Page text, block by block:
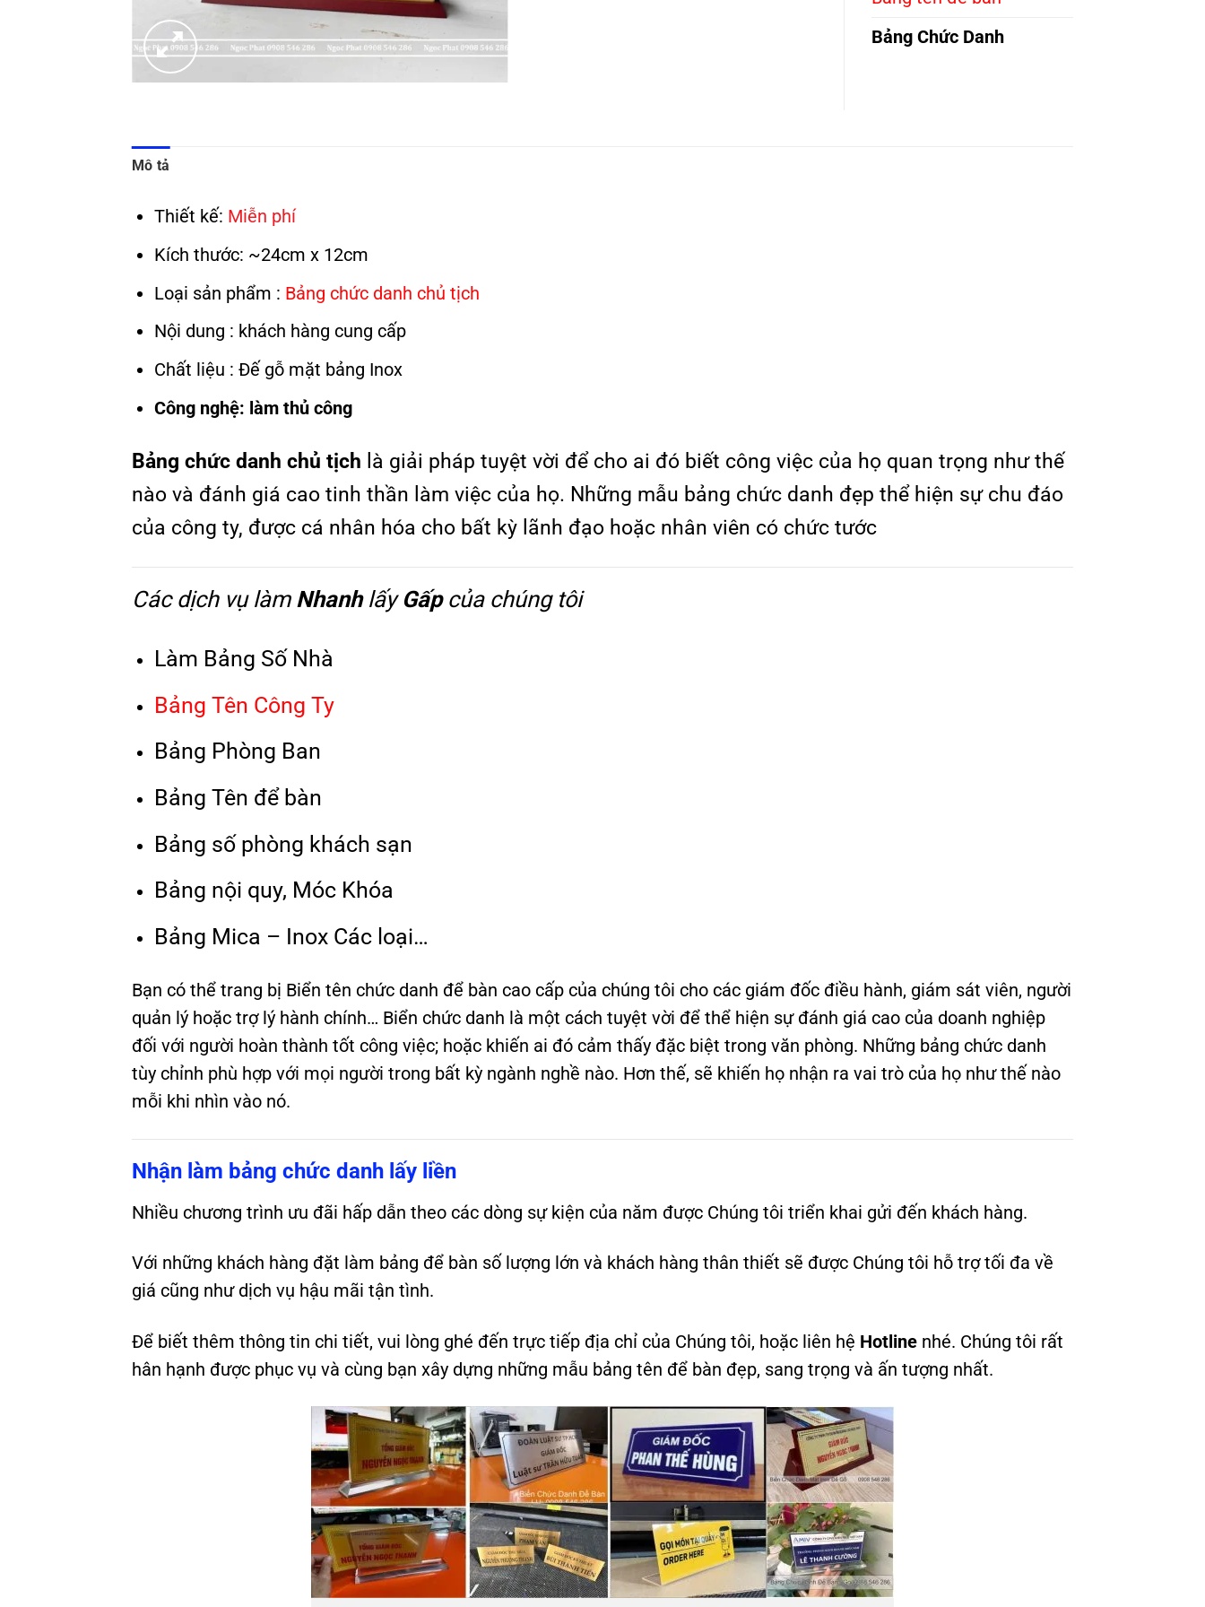
Bảng Chức Danh
Mô tả
Thiết kế: Miễn phí
Kích thước: ~24cm x 12cm
Loại sản phẩm : Bảng chức danh chủ tịch
Nội dung : khách hàng cung cấp
Chất liệu : Đế gỗ mặt bảng Inox
Công nghệ: làm thủ công
Bảng chức danh chủ tịch là giải pháp tuyệt vời để cho ai đó biết công việc của họ quan trọng như thế
nào và đánh giá cao tinh thần làm việc của họ. Những mẫu bảng chức danh đẹp thể hiện sự chu đáo
của công ty, được cá nhân hóa cho bất kỳ lãnh đạo hoặc nhân viên có chức tước
Các dịch vụ làm Nhanhlấy Gấpcủa chúng tôi
Làm Bảng Số Nhà
Bảng Tên Công Ty
Bảng Phòng Ban
Bảng Tên để bàn
Bảng số phòng khách sạn
Bảng nội quy, Móc Khóa
Bảng Mica – Inox Các loại…
Bạn có thể trang bị Biển tên chức danh để bàn cao cấp của chúng tôi cho các giám đốc điều hành, giám sát viên, người
quản lý hoặc trợ lý hành chính… Biển chức danh là một cách tuyệt vời để thể hiện sự đánh giá cao của doanh nghiệp
đối với người hoàn thành tốt công việc; hoặc khiến ai đó cảm thấy đặc biệt trong văn phòng. Những bảng chức danh
tùy chỉnh phù hợp với mọi người trong bất kỳ ngành nghề nào. Hơn thế, sẽ khiến họ nhận ra vai trò của họ như thế nào
mỗi khi nhìn vào nó.
Nhận làm bảng chức danh lấy liền
Nhiều chương trình ưu đãi hấp dẫn theo các dòng sự kiện của năm được Chúng tôi triển khai gửi đến khách hàng.
Với những khách hàng đặt làm bảng để bàn số lượng lớn và khách hàng thân thiết sẽ được Chúng tôi hỗ trợ tối đa về
giá cũng như dịch vụ hậu mãi tận tình.
Để biết thêm thông tin chi tiết, vui lòng ghé đến trực tiếp địa chỉ của Chúng tôi, hoặc liên hệ Hotline nhé. Chúng tôi rất
hân hạnh được phục vụ và cùng bạn xây dựng những mẫu bảng tên để bàn đẹp, sang trọng và ấn tượng nhất.